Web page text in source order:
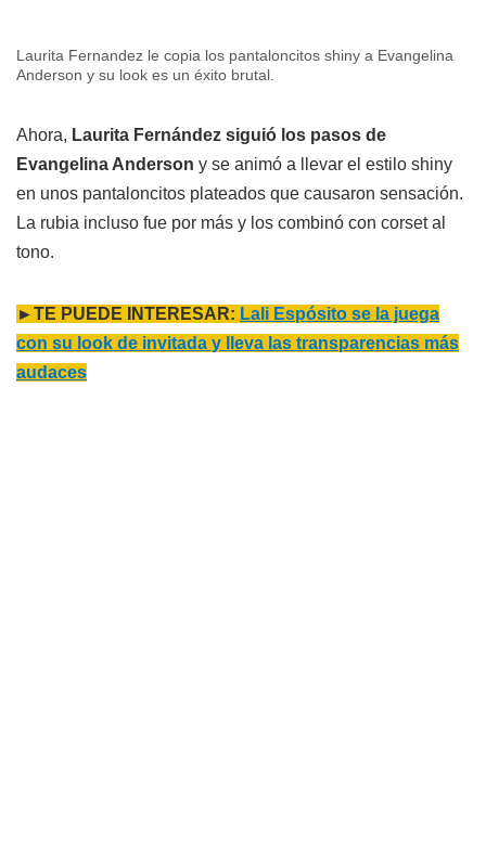
Laurita Fernandez le copia los pantaloncitos shiny a Evangelina
Anderson y su look es un éxito brutal.
Ahora, Laurita Fernández siguió los pasos de
Evangelina Anderson y se animó a llevar el estilo shiny
en unos pantaloncitos plateados que causaron sensación.
La rubia incluso fue por más y los combinó con corset al
tono.
►TE PUEDE INTERESAR: Lali Espósito se la juega
con su look de invitada y lleva las transparencias más
audaces